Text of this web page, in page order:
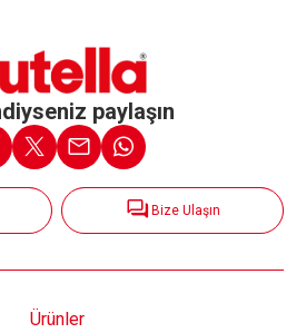
paylaşın
Bize Ulaşın
Ürünler